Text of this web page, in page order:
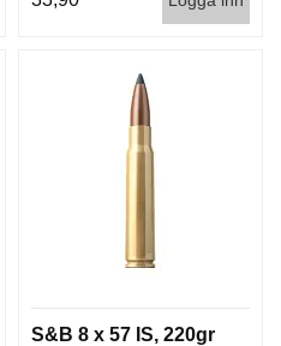
S&B 8 x 57 IS, 220gr